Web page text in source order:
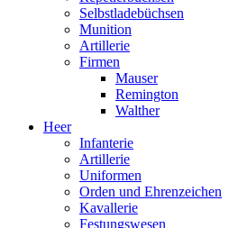
Selbstladebüchsen
Munition
Artillerie
Firmen
Mauser
Remington
Walther
Heer
Infanterie
Artillerie
Uniformen
Orden und Ehrenzeichen
Kavallerie
Festungswesen